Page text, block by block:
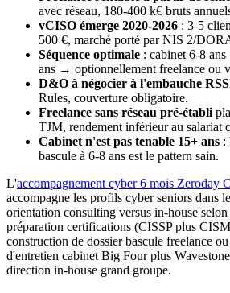
avec réseau, 180-400 k€ bruts
vCISO émerge 2020-2026 : 3-5
500 €, marché porté par NIS 2/
Séquence optimale : cabinet 6-8
ans → optionnellement freelance ou
D&O à négocier à l'embauche
Rules, couverture obligatoire.
Freelance sans réseau pré-établi
TJM, rendement inférieur au salariat
Cabinet n'est pas tenable 15+ ans :
bascule à 6-8 ans est le pattern sain.
L'accompagnement cyber 6 mois Zeroday
accompagne les profils cyber seniors dans
orientation consulting versus in-house
préparation certifications (CISSP plus
construction de dossier bascule freelance
d'entretien cabinet Big Four plus
direction in-house grand groupe.